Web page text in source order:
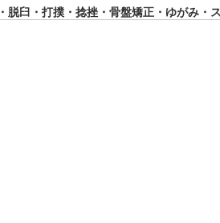
・打撲・捻挫・骨盤矯正・ゆがみ・ス